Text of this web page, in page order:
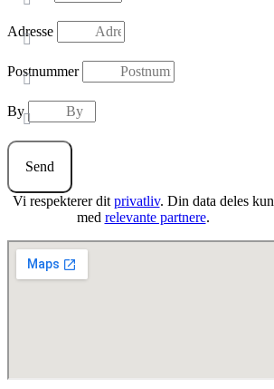
Adresse
Postnummer
By
Send
Vi respekterer dit privatliv. Din data deles kun
med relevante partnere.